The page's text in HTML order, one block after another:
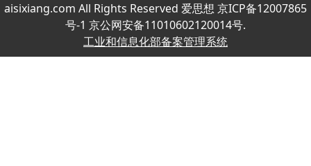
aisixiang.com All Rights Reserved 爱思想 京ICP备12007865
号-1 京公网安备11010602120014号.
工业和信息化部备案管理系统